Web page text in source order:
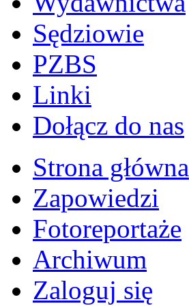
Sędziowie
PZBS
Linki
Dołącz do nas
Strona główna
Zapowiedzi
Fotoreportaże
Archiwum
Zaloguj się